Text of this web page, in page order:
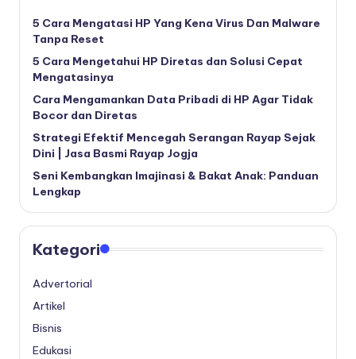
5 Cara Mengatasi HP Yang Kena Virus Dan Malware
Tanpa Reset
5 Cara Mengetahui HP Diretas dan Solusi Cepat
Mengatasinya
Cara Mengamankan Data Pribadi di HP Agar Tidak
Bocor dan Diretas
Strategi Efektif Mencegah Serangan Rayap Sejak
Dini | Jasa Basmi Rayap Jogja
Seni Kembangkan Imajinasi & Bakat Anak: Panduan
Lengkap
Kategori
Advertorial
Artikel
Bisnis
Edukasi